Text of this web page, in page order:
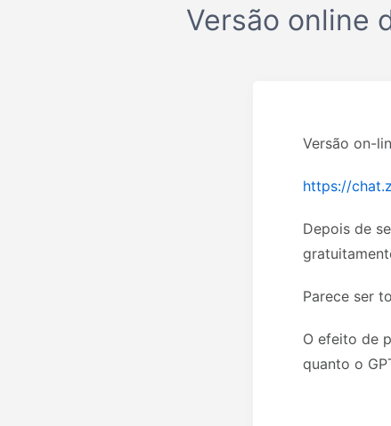
Versão online
Versão on-
https://
Depois de
Parece ser
O efeito de
quanto o